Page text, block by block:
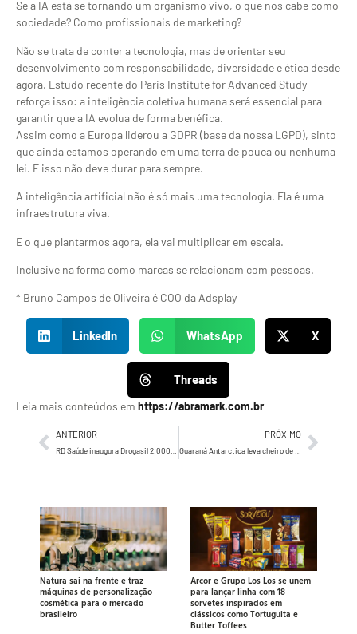
Se a IA está se tornando um organismo vivo, o que nos cabe como
sociedade? Como profissionais de marketing?
Não se trata de conter a tecnologia, mas de orientar seu
desenvolvimento com responsabilidade, diversidade e ética desde
agora. Estudo recente do Paris Institute for Advanced Study
reforça isso: a inteligência coletiva humana será essencial para
garantir que a IA evolua de forma benéfica.
Assim como a Europa liderou a GDPR (base da nossa LGPD), sinto
que ainda estamos operando em uma terra de pouca ou nenhuma
lei. E isso não deve durar para sempre.
A inteligência artificial não é só mais uma tecnologia. Ela é uma
infraestrutura viva.
E o que plantarmos agora, ela vai multiplicar em escala.
Inclusive na forma como marcas se relacionam com pessoas.
* Bruno Campos de Oliveira é COO da Adsplay
LinkedIn WhatsApp X
Threads
Leia mais conteúdos em https://abramark.com.br
ANTERIOR PRÓXIMO
Natura sai na frente e traz
máquinas de personalização
cosmética para o mercado
brasileiro
Arcor e Grupo Los Los se unem
para lançar linha com 18
sorvetes inspirados em
clássicos como Tortuguita e
Butter Toffees